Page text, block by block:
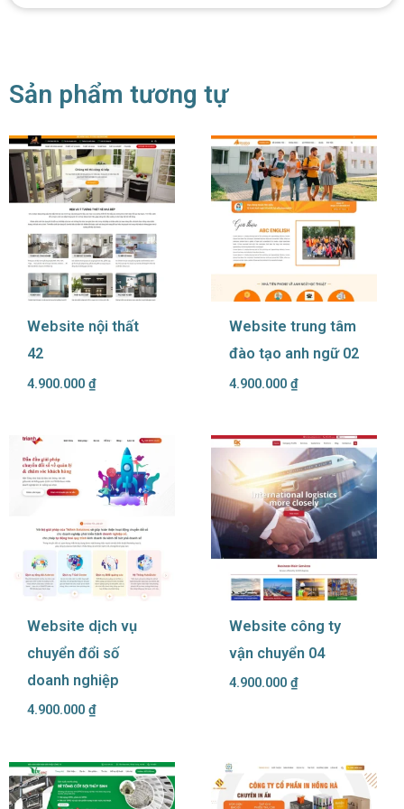
Sản phẩm tương tự
Website nội thất
42
4.900.000 ₫
Website trung tâm
đào tạo anh ngữ 02
4.900.000 ₫
Website dịch vụ
chuyển đổi số
doanh nghiệp
4.900.000 ₫
Website công ty
vận chuyển 04
4.900.000 ₫